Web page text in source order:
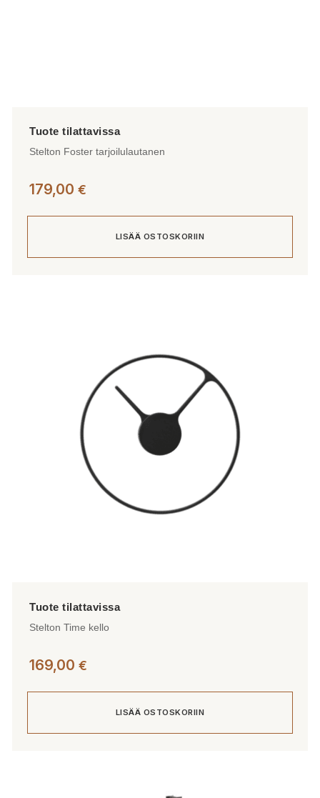
Stelton Foster tarjoilulautanen
179,00 €
LISÄÄ OSTOSKORIIN
Stelton Time kello
169,00 €
LISÄÄ OSTOSKORIIN